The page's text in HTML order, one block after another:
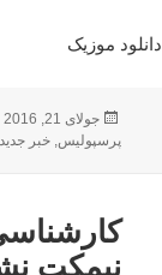
دانلود موزیک
ارسال
شده
جولای 21, 2016
پرسپولیس,خبر
نیمکت